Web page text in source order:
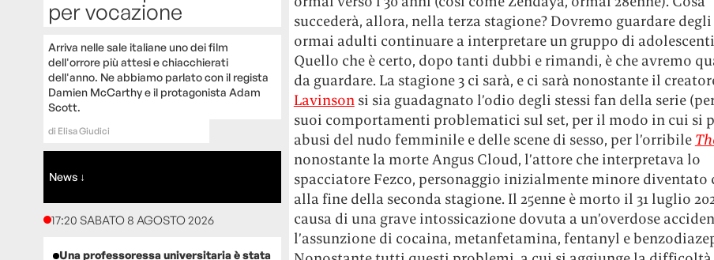
per vocazione
Arriva nelle sale italiane uno dei film
dell'orrore più attesi e chiacchierati
dell'anno. Ne abbiamo parlato con il regista
Damien McCarthy e il protagonista Adam
Scott.
di Elisa Giudici
News ↓
17:20 SABATO 8 AGOSTO 2026
Una professoressa universitaria è stata
succederà, allora, nella terza stagione? Dovremo guardare
ormai adulti continuare a interpretare un gruppo di
Quello che è certo, dopo tanti dubbi e rimandi, è che avremo
da guardare. La stagione 3 ci sarà, e ci sarà nonostante il
Lavinsonsi sia guadagnato l’odio degli stessi fan della serie
suoi comportamenti problematici sul set, per il modo in cui si
abusi del nudo femminile e delle scene di sesso, per l’orribile
nonostante la morte Angus Cloud, l’attore che interpretava lo
spacciatore Fezco, personaggio inizialmente minore diventato
alla fine della seconda stagione. Il 25enne è morto il 31 luglio
causa di una grave intossicazione dovuta a un’overdose
l’assunzione di cocaina, metanfetamina, fentanyl e